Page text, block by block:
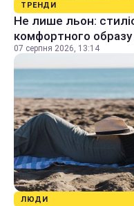
ТРЕНДИ
Не лише льон:
комфортного образу
07 серпня 2026, 13:14
ЛЮДИ